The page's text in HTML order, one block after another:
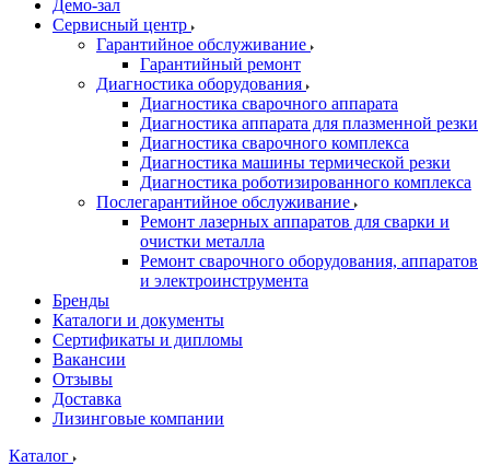
Демо-зал
Сервисный центр
Гарантийное обслуживание
Гарантийный ремонт
Диагностика оборудования
Диагностика сварочного аппарата
Диагностика аппарата для плазменной резки
Диагностика сварочного комплекса
Диагностика машины термической резки
Диагностика роботизированного комплекса
Послегарантийное обслуживание
Ремонт лазерных аппаратов для сварки и
очистки металла
Ремонт сварочного оборудования, аппаратов
и электроинструмента
Бренды
Каталоги и документы
Сертификаты и дипломы
Вакансии
Отзывы
Доставка
Лизинговые компании
Каталог